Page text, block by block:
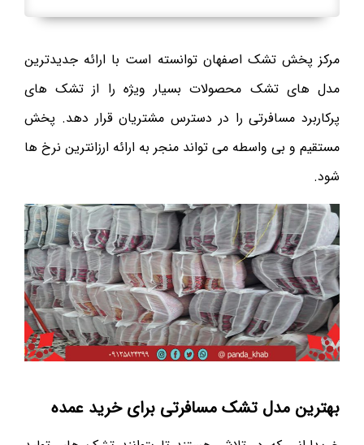
مرکز پخش تشک اصفهان توانسته است با ارائه جدیدترین
مدل های تشک محصولات بسیار ویژه را از تشک های
پرکاربرد مسافرتی را در دسترس مشتریان قرار دهد. پخش
مستقیم و بی واسطه می تواند منجر به ارائه ارزانترین نرخ ها
شود.
بهترین مدل تشک مسافرتی برای خرید عمده